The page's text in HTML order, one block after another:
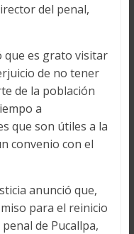
del penal,
que es grato visitar
de no tener
de la población
a
que son útiles a la
convenio con el
anunció que,
para el reinicio
de Pucallpa,